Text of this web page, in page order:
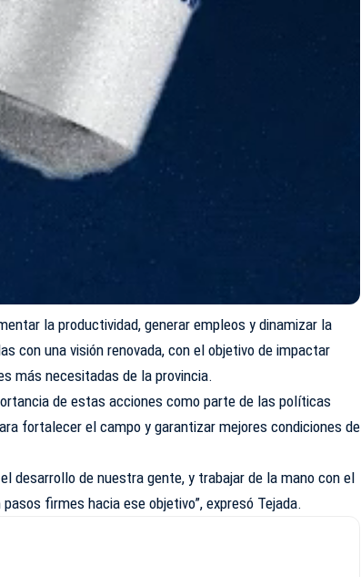
la productividad, generar empleos y dinamizar la
con una visión renovada, con el objetivo de impactar
más necesitadas de la provincia.
de estas acciones como parte de las políticas
fortalecer el campo y garantizar mejores condiciones de
desarrollo de nuestra gente, y trabajar de la mano con el
firmes hacia ese objetivo”, expresó Tejada.